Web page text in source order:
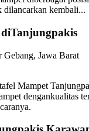
dilancarkan kembali...
Jawa Barat
Mampet
dengankualitas